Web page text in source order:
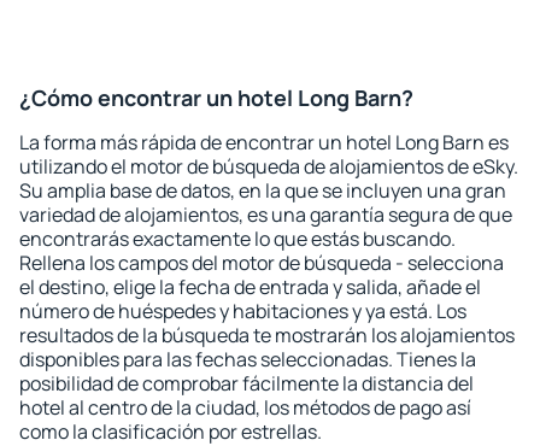
¿Cómo encontrar un hotel Long Barn?
La forma más rápida de encontrar un hotel Long Barn es
utilizando el motor de búsqueda de alojamientos de eSky.
Su amplia base de datos, en la que se incluyen una gran
variedad de alojamientos, es una garantía segura de que
encontrarás exactamente lo que estás buscando.
Rellena los campos del motor de búsqueda - selecciona
el destino, elige la fecha de entrada y salida, añade el
número de huéspedes y habitaciones y ya está. Los
resultados de la búsqueda te mostrarán los alojamientos
disponibles para las fechas seleccionadas. Tienes la
posibilidad de comprobar fácilmente la distancia del
hotel al centro de la ciudad, los métodos de pago así
como la clasificación por estrellas.